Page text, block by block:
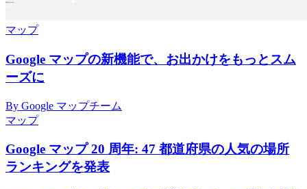
マップ
Google マップの新機能で、お出かけをもっとスム
ーズに
By Google マップチーム
マップ
Google マップ 20 周年: 47 都道府県の人気の場所
ランキングを発表